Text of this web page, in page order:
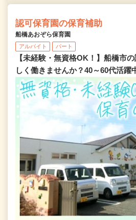
認可保育園の保育補助
船橋あおぞら保育園
アルバイト パート
【未経験・無資格OK！】船橋市
しく働きませんか？40～60代活躍